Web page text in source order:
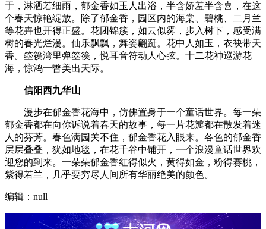
于，淋洒若细雨，郁金香如玉人出浴，半含娇羞半含喜，在这
个春天惊艳绽放。除了郁金香，园区内的海棠、碧桃、二月兰
等花卉也开得正盛。花团锦簇，如云似雾，步入树下，感受满
树的春光烂漫。仙乐飘飘，舞姿翩跹。花中人如玉，衣袂带天
香。箜篌湾里弹箜篌，悦耳音符动人心弦。十二花神巡游花
海，惊鸿一瞥美出天际。
信阳西九华山
漫步在郁金香花海中，仿佛置身于一个童话世界。每一朵
郁金香都在向你诉说着春天的故事，每一片花瓣都在散发着迷
人的芬芳。春色满园关不住，郁金香花入眼来。各色的郁金香
层层叠叠，犹如地毯，在花千谷中铺开，一个浪漫童话世界欢
迎您的到来。一朵朵郁金香红得似火，黄得如金，粉得赛桃，
紫得若兰，几乎要穷尽人间所有华丽绝美的颜色。
编辑：null